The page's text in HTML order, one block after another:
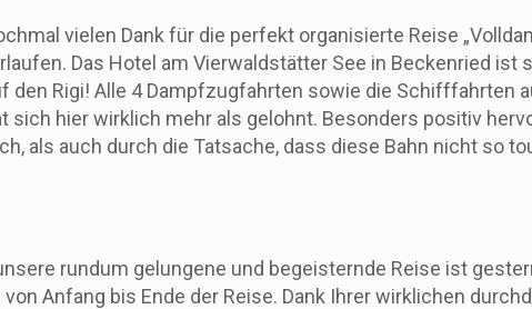
vielen Dank für die perfekt organisierte Reise
Das Hotel am Vierwaldstätter See in Beckenried
den Rigi! Alle 4 Dampfzugfahrten sowie die Schifffahrten
sich hier wirklich mehr als gelohnt. Besonders positiv
als auch durch die Tatsache, dass diese Bahn nicht so
rundum gelungene und begeisternde Reise ist
Anfang bis Ende der Reise. Dank Ihrer wirklichen